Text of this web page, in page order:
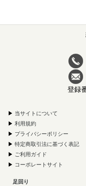
登録
▶ 当サイトについて
▶ 利用規約
▶ プライバシーポリシー
▶ 特定商取引法に基づく表記
▶ ご利用ガイド
▶ コーポレートサイト
足回り